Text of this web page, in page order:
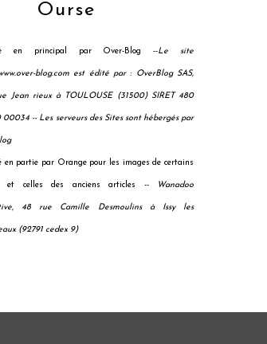
Ourse
en principal par Over-Blog --Le site
blog.com est édité par : OverBlog SAS,
Jean rieux à TOULOUSE (31500) SIRET 480
00034 -- Les serveurs des Sites sont hébergés par
en partie par Orange pour les images de certains
et celles des anciens articles -- Wanadoo
48 rue Camille Desmoulins à Issy les
(92791 cedex 9)